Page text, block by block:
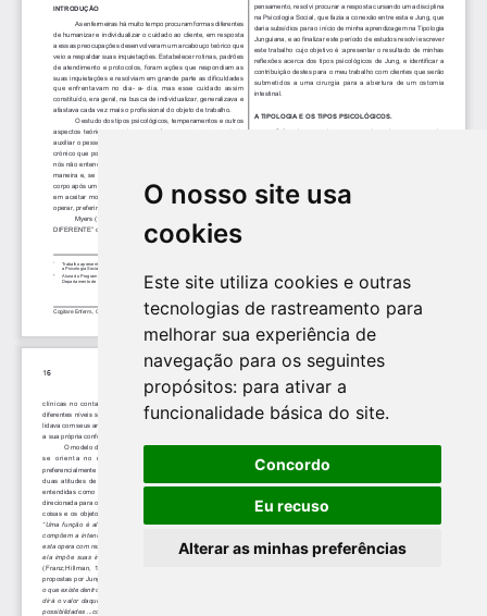
O nosso site usa
cookies
Este site utiliza cookies e outras
tecnologias de rastreamento para
melhorar sua experiência de
navegação para os seguintes
propósitos: para ativar a
funcionalidade básica do site.
Concordo
Eu recuso
Alterar as minhas preferências